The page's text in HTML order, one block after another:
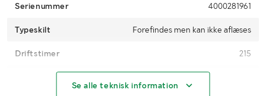
Serienummer 4000281961
Typeskilt Forefindes men kan ikke aflæses
Driftstimer 215
Se alle teknisk information